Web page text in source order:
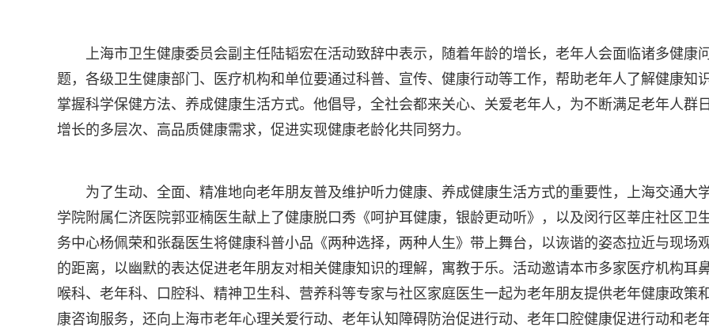
上海市卫生健康委员会副主任陆韬宏在活动致辞中表示，随着年龄的增长，老年人会面临诸多健康
题，各级卫生健康部门、医疗机构和单位要通过科普、宣传、健康行动等工作，帮助老年人了解健康知
掌握科学保健方法、养成健康生活方式。他倡导，全社会都来关心、关爱老年人，为不断满足老年人群
增长的多层次、高品质健康需求，促进实现健康老龄化共同努力。
为了生动、全面、精准地向老年朋友普及维护听力健康、养成健康生活方式的重要性，上海交通大
学院附属仁济医院郭亚楠医生献上了健康脱口秀《呵护耳健康，银龄更动听》，以及闵行区莘庄社区卫
务中心杨佩荣和张磊医生将健康科普小品《两种选择，两种人生》带上舞台，以诙谐的姿态拉近与现场
的距离，以幽默的表达促进老年朋友对相关健康知识的理解，寓教于乐。活动邀请本市多家医疗机构耳
喉科、老年科、口腔科、精神卫生科、营养科等专家与社区家庭医生一起为老年朋友提供老年健康政策
康咨询服务，还向上海市老年心理关爱行动、老年认知障碍防治促进行动、老年口腔健康促进行动和老